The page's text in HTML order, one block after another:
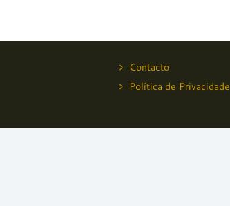
Contacto
Política de Privacidade